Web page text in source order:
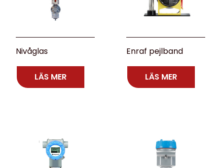
Nivåglas
LÄS MER
Enraf pejlband
LÄS MER